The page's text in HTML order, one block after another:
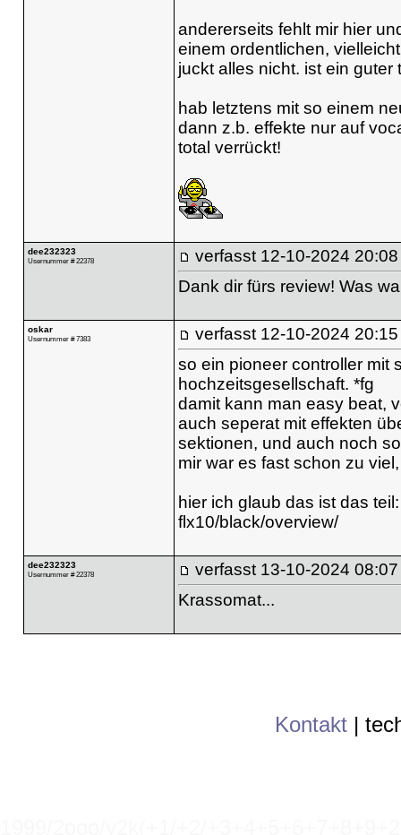
andererseits fehlt mir hier
einem ordentlichen,
juckt alles nicht. ist ein guter
hab letztens mit so einem
dann z.b. effekte nur auf
total verrückt!
dee232323
Usernummer # 22378 verfasst 12-10-2024 20:08
Dank dir fürs review! Was
oskar
Usernummer # 7383 verfasst 12-10-2024 20:15
so ein pioneer controller mit
hochzeitsgesellschaft. *fg
damit kann man easy beat,
auch seperat mit effekten
sektionen, und auch noch
mir war es fast schon zu
hier ich glaub das ist das
flx10/black/overview/
dee232323
Usernummer # 22378 verfasst 13-10-2024 08:07
Krassomat...
Kontakt |